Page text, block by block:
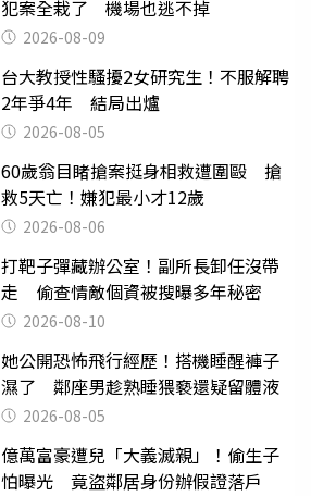
犯案全栽了 機場也逃不掉
2026-08-09
台大教授性騷擾2女研究生！不服解聘
2年爭4年 結局出爐
2026-08-05
60歲翁目睹搶案挺身相救遭圍毆 搶
救5天亡！嫌犯最小才12歲
2026-08-06
打靶子彈藏辦公室！副所長卸任沒帶
走 偷查情敵個資被搜曝多年秘密
2026-08-10
她公開恐怖飛行經歷！搭機睡醒褲子
濕了 鄰座男趁熟睡猥褻還疑留體液
2026-08-05
億萬富豪遭兒「大義滅親」！偷生子
怕曝光 竟盜鄰居身份辦假證落戶